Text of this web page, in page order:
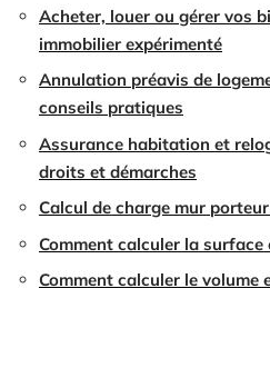
Acheter, louer ou gérer vos
immobilier expérimenté
Annulation préavis de
conseils pratiques
Assurance habitation et
droits et démarches
Calcul de charge mur
Comment calculer la surface
Comment calculer le volume